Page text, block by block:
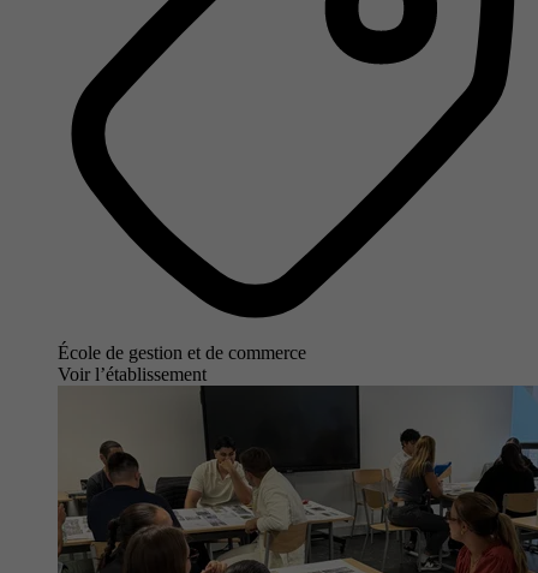
École de gestion et de commerce
Voir l’établissement